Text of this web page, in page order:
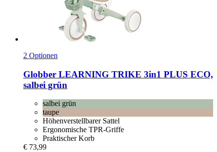
2 Optionen
Globber LEARNING TRIKE 3in1 PLUS ECO,
salbei grün
salbei grün
taupe
Höhenverstellbarer Sattel
Ergonomische TPR-Griffe
Praktischer Korb
€ 73,99